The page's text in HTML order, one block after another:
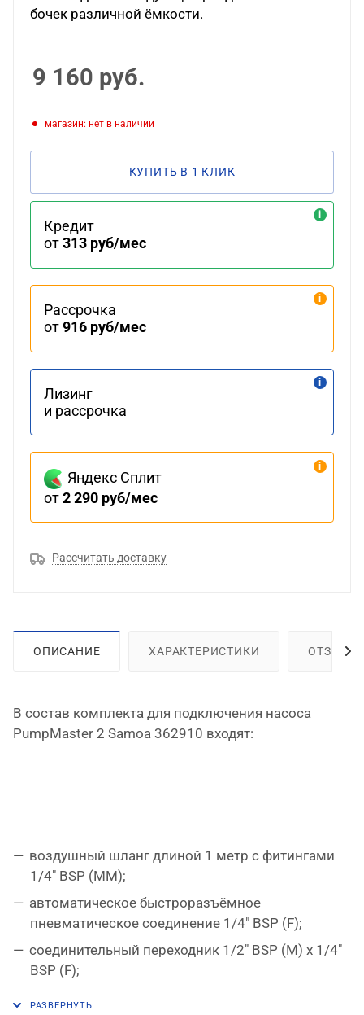
бочек различной ёмкости.
9 160 руб.
Магазин: нет в наличии
КУПИТЬ В 1 КЛИК
Кредит
от313 руб/мес
Рассрочка
от916 руб/мес
Лизинг
и рассрочка
Яндекс Сплит
от2 290 руб/мес
Рассчитать доставку
ОПИСАНИЕ ХАРАКТЕРИСТИКИ ОТЗЫВЫ
В состав комплекта для подключения насоса
PumpMaster 2 Samoa 362910 входят:
воздушный шланг длиной 1 метр с фитингами
1/4" BSP (MM);
автоматическое быстроразъёмное
пневматическое соединение 1/4" BSP (F);
соединительный переходник 1/2" BSP (M) x 1/4"
BSP (F);